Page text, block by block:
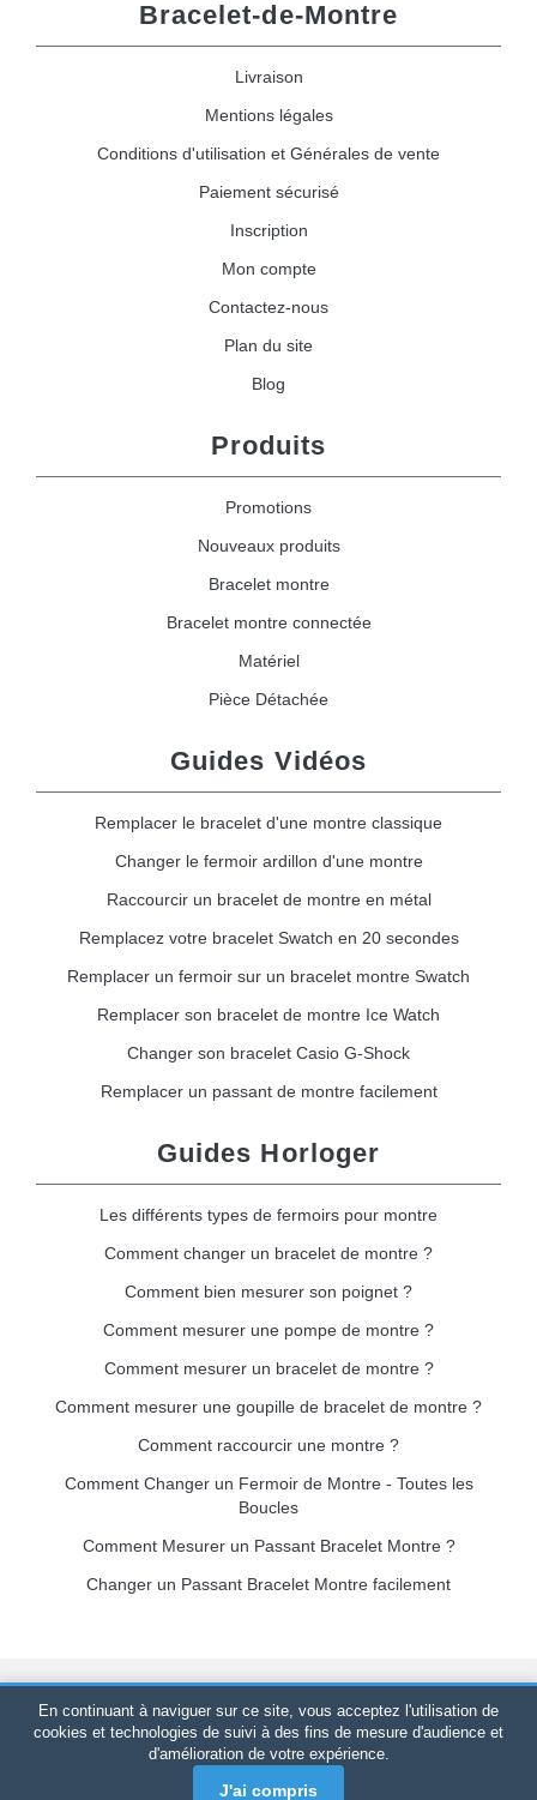
Bracelet-de-Montre
Livraison
Mentions légales
Conditions d'utilisation et Générales de vente
Paiement sécurisé
Inscription
Mon compte
Contactez-nous
Plan du site
Blog
Produits
Promotions
Nouveaux produits
Bracelet montre
Bracelet montre connectée
Matériel
Pièce Détachée
Guides Vidéos
Remplacer le bracelet d'une montre classique
Changer le fermoir ardillon d'une montre
Raccourcir un bracelet de montre en métal
Remplacez votre bracelet Swatch en 20 secondes
Remplacer un fermoir sur un bracelet montre Swatch
Remplacer son bracelet de montre Ice Watch
Changer son bracelet Casio G-Shock
Remplacer un passant de montre facilement
Guides Horloger
Les différents types de fermoirs pour montre
Comment changer un bracelet de montre ?
Comment bien mesurer son poignet ?
Comment mesurer une pompe de montre ?
Comment mesurer un bracelet de montre ?
Comment mesurer une goupille de bracelet de montre ?
Comment raccourcir une montre ?
Comment Changer un Fermoir de Montre - Toutes les
Boucles
Comment Mesurer un Passant Bracelet Montre ?
Changer un Passant Bracelet Montre facilement
Bracelet-de-montre.com© 2026Tous droits réservés-SIRET
520 247 727 000 57 -Plateforme Juridique : BP 20075 - 31121
PORTET PDC - France Métropolitaine-Vente en ligne
uniquement
En continuant à naviguer sur ce site, vous acceptez l'utilisation de
cookies et technologies de suivi à des fins de mesure d'audience et
d'amélioration de votre expérience.
J'ai compris